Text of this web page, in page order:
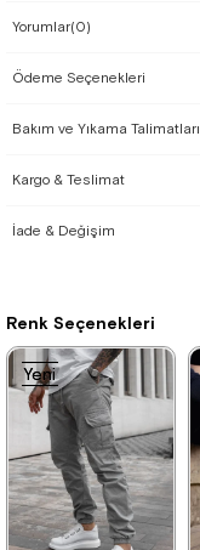
Yorumlar(0)
Ödeme Seçenekleri
Bakım ve Yıkama Talimatları
Kargo & Teslimat
İade & Değişim
Renk Seçenekleri
Yeni
Ürün
Yeni
Ürün